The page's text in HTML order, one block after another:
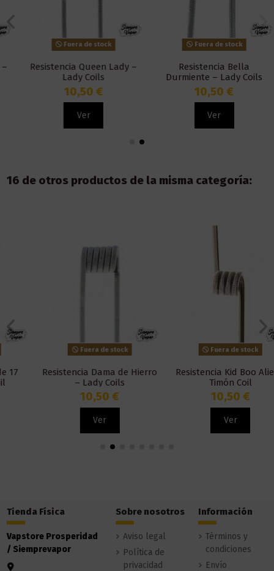
Fuera de stock
Resistencia Queen Lady –
Lady Coils
10,50 €
Ver
Fuera de stock
Resistencia Bella
Durmiente – Lady Coils
10,50 €
Ver
16 de otros productos de la misma categoría:
Fuera de stock
Resistencia Dama de Hierro
– Lady Coils
10,50 €
Fuera de stock
Resistencia Kid Boo Alien -
Timón Coil
10,50 €
Tienda Física
Vapstore Prosperidad
/ Siemprevapor
Sobre nosotros
Aviso legal
Política de
privacidad
Información
Términos y
condiciones
Envío